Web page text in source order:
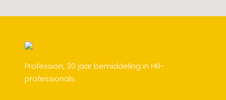
Profession, 30 jaar bemiddeling in HR-
professionals.